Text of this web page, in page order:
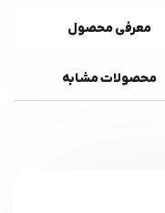
معرفی محصول
محصولات مشابه